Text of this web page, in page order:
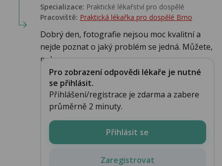
Specializace: Praktické lékařství pro dospělé
Pracoviště: Praktická lékařka pro dospělé Brno
Dobrý den, fotografie nejsou moc kvalitní a
nejde poznat o jaký problém se jedná. Můžete,
pok...
Pro zobrazení odpovědi lékaře je nutné
se přihlásit.
Přihlášení/registrace je zdarma a zabere
průměrně 2 minuty.
Přihlásit se
Zaregistrovat